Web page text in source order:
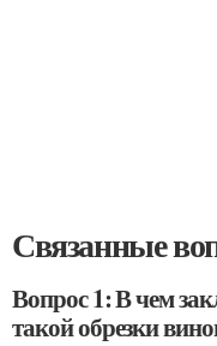
Связанные
Вопрос 1: В чем
такой обрезки